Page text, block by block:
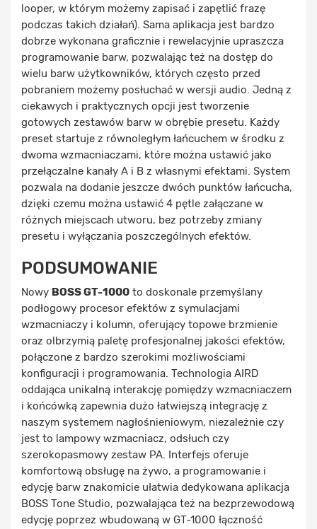
looper, w którym możemy zapisać i zapętlić frazę
podczas takich działań). Sama aplikacja jest bardzo
dobrze wykonana graficznie i rewelacyjnie upraszcza
programowanie barw, pozwalając też na dostęp do
wielu barw użytkowników, których często przed
pobraniem możemy posłuchać w wersji audio. Jedną z
ciekawych i praktycznych opcji jest tworzenie
gotowych zestawów barw w obrębie presetu. Każdy
preset startuje z równoległym łańcuchem w środku z
dwoma wzmacniaczami, które można ustawić jako
przełączalne kanały A i B z własnymi efektami. System
pozwala na dodanie jeszcze dwóch punktów łańcucha,
dzięki czemu można ustawić 4 pętle załączane w
różnych miejscach utworu, bez potrzeby zmiany
presetu i wyłączania poszczególnych efektów.
PODSUMOWANIE
Nowy BOSS GT-1000 to doskonale przemyślany
podłogowy procesor efektów z symulacjami
wzmacniaczy i kolumn, oferujący topowe brzmienie
oraz olbrzymią paletę profesjonalnej jakości efektów,
połączone z bardzo szerokimi możliwościami
konfiguracji i programowania. Technologia AIRD
oddająca unikalną interakcję pomiędzy wzmacniaczem
i końcówką zapewnia dużo łatwiejszą integrację z
naszym systemem nagłośnieniowym, niezależnie czy
jest to lampowy wzmacniacz, odsłuch czy
szerokopasmowy zestaw PA. Interfejs oferuje
komfortową obsługę na żywo, a programowanie i
edycję barw znakomicie ułatwia dedykowana aplikacja
BOSS Tone Studio, pozwalająca też na bezprzewodową
edycję poprzez wbudowaną w GT-1000 łączność